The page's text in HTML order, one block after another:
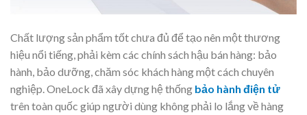
Chất lượng sản phẩm tốt chưa đủ để tạo nên một thương
hiệu nổi tiếng, phải kèm các chính sách hậu bán hàng: bảo
hành, bảo dưỡng, chăm sóc khách hàng một cách chuyên
nghiệp. OneLock đã xây dựng hệ thống bảo hành điện tử
trên toàn quốc giúp người dùng không phải lo lắng về hàng